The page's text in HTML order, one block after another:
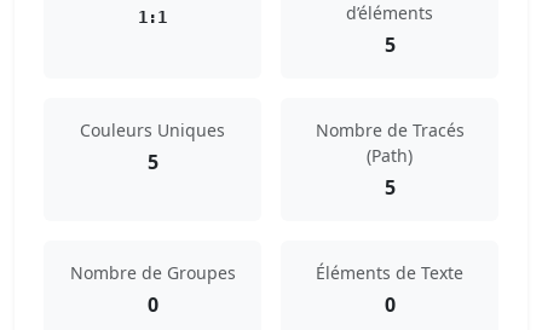
1:1
d’éléments
5
Couleurs Uniques
5
Nombre de Tracés
(Path)
5
Nombre de Groupes
0
Éléments de Texte
0